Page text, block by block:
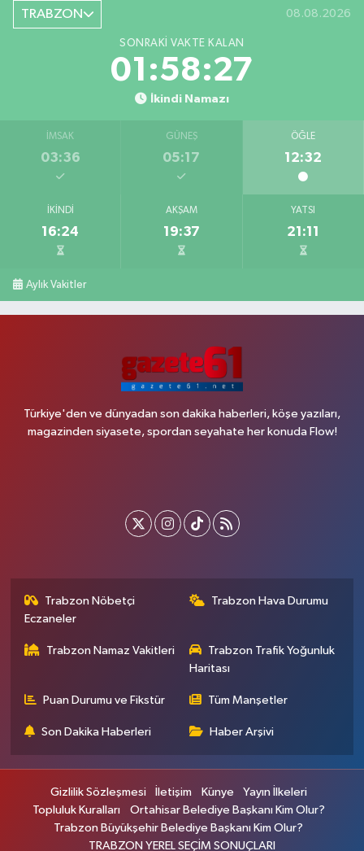
TRABZON 08.08.2026
SONRAKI VAKTE KALAN
01:58:26
İkindi Namazı
İMSAK
03:36
GÜNEŞ
05:17
ÖĞLE
12:32
İKINDI
16:24
AKŞAM
19:37
YATSI
21:11
Aylık Vakitler
Türkiye'den ve dünyadan son dakika haberleri, köşe yazıları,
magazinden siyasete, spordan seyahate her konuda Flow!
Trabzon Nöbetçi
Eczaneler
Trabzon Hava Durumu
Trabzon Namaz Vakitleri
Trabzon Trafik Yoğunluk
Haritası
Puan Durumu ve Fikstür Tüm Manşetler
Son Dakika Haberleri Haber Arşivi
Gizlilik Sözleşmesi İletişim Künye
Yayın İlkeleri
Topluluk Kuralları
Ortahisar Belediye Başkanı Kim Olur?
Trabzon Büyükşehir Belediye Başkanı Kim Olur?
TRABZON YEREL SEÇİM SONUÇLARI